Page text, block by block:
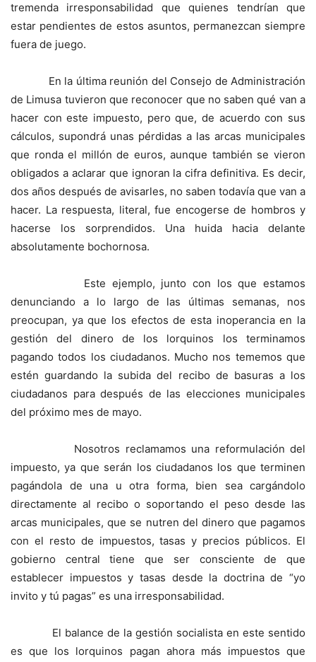
tremenda irresponsabilidad que quienes tendrían que
estar pendientes de estos asuntos, permanezcan siempre
fuera de juego.
En la última reunión del Consejo de Administración
de Limusa tuvieron que reconocer que no saben qué van a
hacer con este impuesto, pero que, de acuerdo con sus
cálculos, supondrá unas pérdidas a las arcas municipales
que ronda el millón de euros, aunque también se vieron
obligados a aclarar que ignoran la cifra definitiva. Es decir,
dos años después de avisarles, no saben todavía que van a
hacer. La respuesta, literal, fue encogerse de hombros y
hacerse los sorprendidos. Una huida hacia delante
absolutamente bochornosa.
Este ejemplo, junto con los que estamos
denunciando a lo largo de las últimas semanas, nos
preocupan, ya que los efectos de esta inoperancia en la
gestión del dinero de los lorquinos los terminamos
pagando todos los ciudadanos. Mucho nos tememos que
estén guardando la subida del recibo de basuras a los
ciudadanos para después de las elecciones municipales
del próximo mes de mayo.
Nosotros reclamamos una reformulación del
impuesto, ya que serán los ciudadanos los que terminen
pagándola de una u otra forma, bien sea cargándolo
directamente al recibo o soportando el peso desde las
arcas municipales, que se nutren del dinero que pagamos
con el resto de impuestos, tasas y precios públicos. El
gobierno central tiene que ser consciente de que
establecer impuestos y tasas desde la doctrina de “yo
invito y tú pagas” es una irresponsabilidad.
El balance de la gestión socialista en este sentido
es que los lorquinos pagan ahora más impuestos que